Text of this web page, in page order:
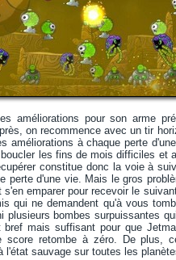
améliorations pour son arme
on recommence avec un tir
améliorations à chaque perte
les fins de mois difficiles et
constitue donc la voie à
perte d'une vie. Mais le gros
emparer pour recevoir le
qui ne demandent qu'à vous
bombes surpuissantes
mais suffisant pour que
retombe à zéro. De plus,
sauvage sur toutes les